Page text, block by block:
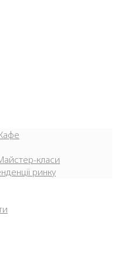
класи
ринку